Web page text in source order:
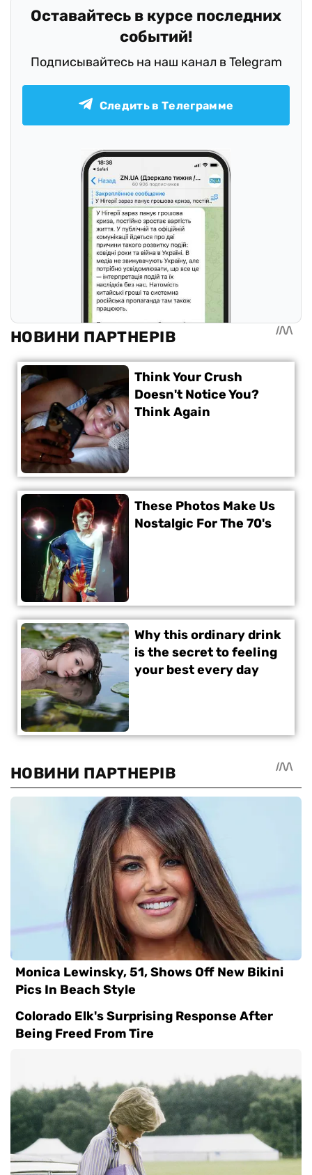
Оставайтесь в курсе последних
событий!
Подписывайтесь на наш канал в Telegram
Следить в Телеграмме